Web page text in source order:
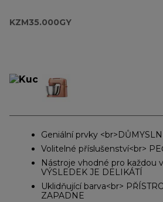
KZM35.000GY
Geniální prvky
Volitelné příslušenství<br>
Nástroje vhodné pro každou
VÝSLEDEK JE DELIKÁTÍ
Uklidňující barva<br>
ZAPADNE